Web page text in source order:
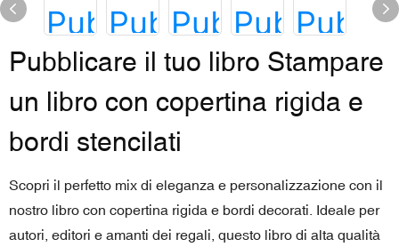
Pubblicare il tuo libro Stampare
un libro con copertina rigida e
bordi stencilati
Scopri il perfetto mix di eleganza e personalizzazione con il
nostro libro con copertina rigida e bordi decorati. Ideale per
autori, editori e amanti dei regali, questo libro di alta qualità